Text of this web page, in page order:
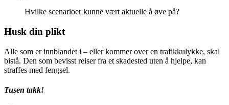
Hvilke scenarioer kunne vært aktuelle å øve på?
Husk din plikt
Alle som er innblandet i – eller kommer over en trafikkulykke, skal
bistå. Den som bevisst reiser fra et skadested uten å hjelpe, kan
straffes med fengsel.
Tusen takk!